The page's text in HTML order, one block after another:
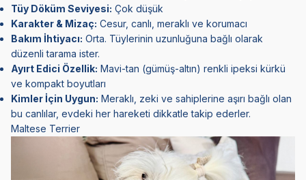
Tüy Döküm Seviyesi: Çok düşük
Karakter & Mizaç: Cesur, canlı, meraklı ve korumacı
Bakım İhtiyacı: Orta. Tüylerinin uzunluğuna bağlı olarak
düzenli tarama ister.
Ayırt Edici Özellik: Mavi-tan (gümüş-altın) renkli ipeksi kürkü
ve kompakt boyutları
Kimler İçin Uygun: Meraklı, zeki ve sahiplerine aşırı bağlı olan
bu canlılar, evdeki her hareketi dikkatle takip ederler.
Maltese Terrier